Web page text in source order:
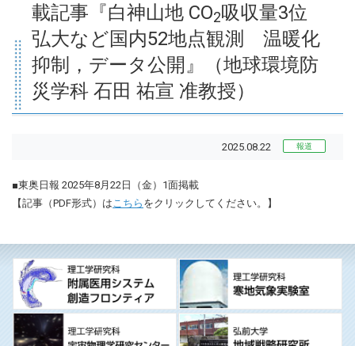
載記事『白神山地 CO2吸収量3位
弘大など国内52地点観測 温暖化
抑制，データ公開』（地球環境防
災学科 石田 祐宣 准教授）
2025.08.22 報道
■東奥日報 2025年8月22日（金）1面掲載
【記事（PDF形式）はこちら をクリックしてください。】